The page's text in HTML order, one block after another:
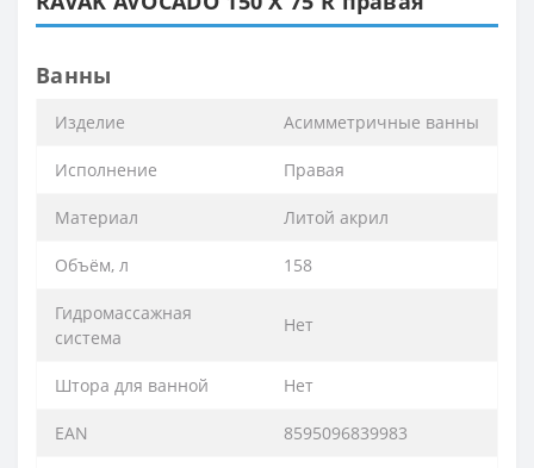
Ванны
Изделие Асимметричные ванны
Исполнение Правая
Материал Литой акрил
Объём, л 158
Гидромассажная
система
Нет
Штора для ванной Нет
EAN 8595096839983